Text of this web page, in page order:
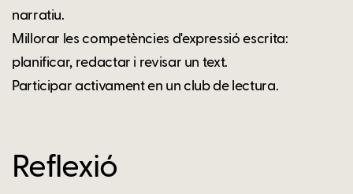
narratiu.
Millorar les competències d'expressió escrita:
planificar, redactar i revisar un text.
Participar activament en un club de lectura.
Reflexió